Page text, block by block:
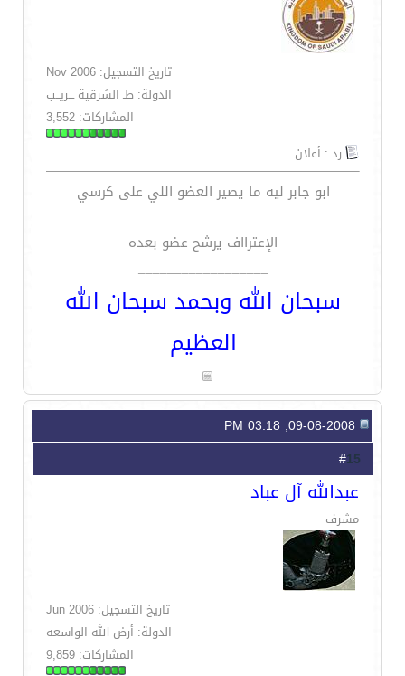
تاريخ التسجيل: Nov 2006
الدولة: طـ الشرقية ـــريــب
المشاركات: 3,552
رد : أعلان
ابو جابر ليه ما يصير العضو اللي على كرسي
الإعترااف يرشح عضو بعده
__________________
سبحان الله وبحمد سبحان الله
العظيم
15
عبدالله آل عباد
مشرف
تاريخ التسجيل: Jun 2006
الدولة: أرض الله الواسعه
المشاركات: 9,859